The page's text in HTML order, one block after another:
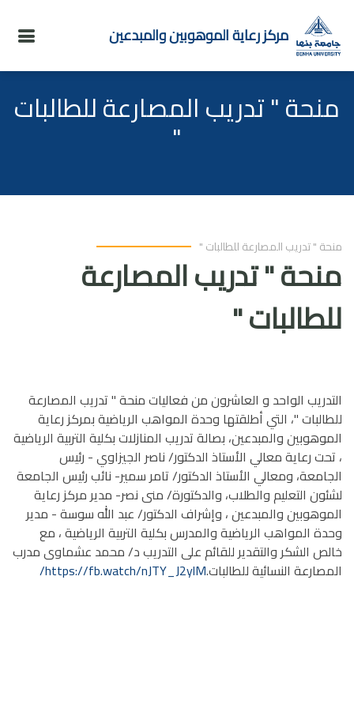
مركز رعاية الموهوبين والمبدعين
منحة " تدريب المصارعة للطالبات
"
منحة " تدريب المصارعة للطالبات "
منحة " تدريب المصارعة
للطالبات "
التدريب الواحد و العاشرون من فعاليات منحة " تدريب المصارعة
للطالبات "، التي أطلقتها وحدة المواهب الرياضية بمركز رعاية
الموهوبين والمبدعين، بصالة تدريب المنازلات بكلية التربية الرياضية
، تحت رعاية معالي الأستاذ الدكتور/ ناصر الجيزاوي - رئيس
الجامعة، ومعالي الأستاذ الدكتور/ تامر سمير- نائب رئيس الجامعة
لشئون التعليم والطلاب، والدكتورة/ منى نصر- مدير مركز رعاية
الموهوبين والمبدعين ، وإشراف الدكتور/ عبد الله سوسة - مدير
وحدة المواهب الرياضية والمدرس بكلية التربية الرياضية ، مع
خالص الشكر والتقدير للقائم على التدريب د/ محمد عشماوى مدرب
المصارعة النسائية للطالبات.https://fb.watch/nJTY_J2ylM/